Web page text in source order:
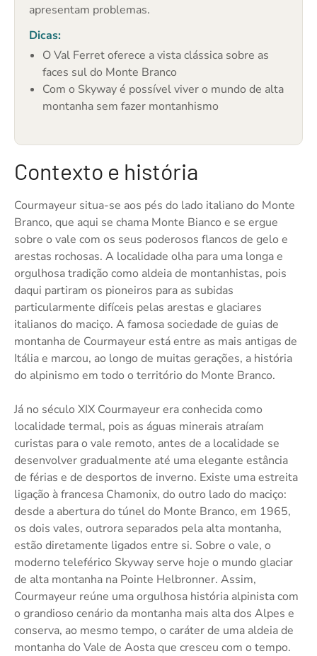
apresentam problemas.
Dicas:
O Val Ferret oferece a vista clássica sobre as
faces sul do Monte Branco
Com o Skyway é possível viver o mundo de alta
montanha sem fazer montanhismo
Contexto e história
Courmayeur situa-se aos pés do lado italiano do Monte
Branco, que aqui se chama Monte Bianco e se ergue
sobre o vale com os seus poderosos flancos de gelo e
arestas rochosas. A localidade olha para uma longa e
orgulhosa tradição como aldeia de montanhistas, pois
daqui partiram os pioneiros para as subidas
particularmente difíceis pelas arestas e glaciares
italianos do maciço. A famosa sociedade de guias de
montanha de Courmayeur está entre as mais antigas de
Itália e marcou, ao longo de muitas gerações, a história
do alpinismo em todo o território do Monte Branco.
Já no século XIX Courmayeur era conhecida como
localidade termal, pois as águas minerais atraíam
curistas para o vale remoto, antes de a localidade se
desenvolver gradualmente até uma elegante estância
de férias e de desportos de inverno. Existe uma estreita
ligação à francesa Chamonix, do outro lado do maciço:
desde a abertura do túnel do Monte Branco, em 1965,
os dois vales, outrora separados pela alta montanha,
estão diretamente ligados entre si. Sobre o vale, o
moderno teleférico Skyway serve hoje o mundo glaciar
de alta montanha na Pointe Helbronner. Assim,
Courmayeur reúne uma orgulhosa história alpinista com
o grandioso cenário da montanha mais alta dos Alpes e
conserva, ao mesmo tempo, o caráter de uma aldeia de
montanha do Vale de Aosta que cresceu com o tempo.